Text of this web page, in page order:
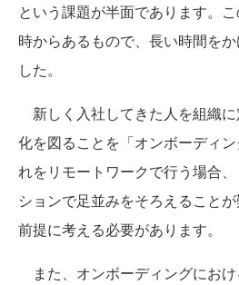
という課題が半面であります。
時からあるもので、長い時間を
した。
新しく入社してきた人を組織
化を図ることを「オンボーディ
れをリモートワークで行う場合
ションで足並みをそろえること
前提に考える必要があります。
また、オンボーディングにお